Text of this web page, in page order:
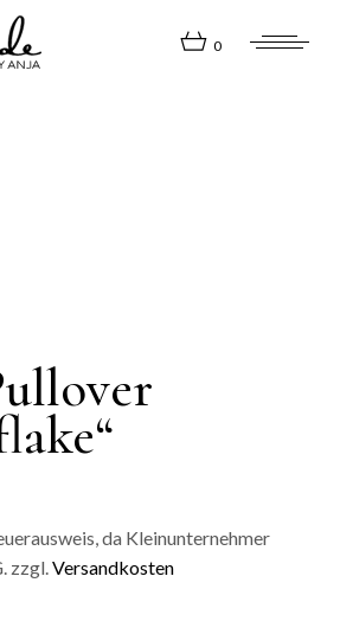
0
da Kleinunternehmer
zzgl.Versandkosten